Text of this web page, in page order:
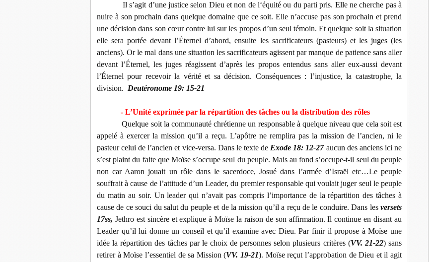
Il s’agit d’une justice selon Dieu et non de l‘équité ou du parti pris. Elle ne cherche pas à
nuire à son prochain dans quelque domaine que ce soit. Elle n’accuse pas son prochain et prend
une décision dans son cœur contre lui sur les propos d’un seul témoin. Et quelque soit la situation
elle sera portée devant l’Éternel d’abord, ensuite les sacrificateurs (pasteurs) et les juges (les
anciens). Or le mal dans une situation les sacrificateurs agissent par manque de patience sans aller
devant l’Éternel, les juges réagissent d’après les propos entendus sans aller eux-aussi devant
l’Éternel pour recevoir la vérité et sa décision. Conséquences : l’injustice, la catastrophe, la
division. Deutéronome 19: 15-21
- L’Unité exprimée par la répartition des tâches ou la distribution des rôles
Quelque soit la communauté chrétienne un responsable à quelque niveau que cela soit est
appelé à exercer la mission qu’il a reçu. L’apôtre ne remplira pas la mission de l’ancien, ni le
pasteur celui de l’ancien et vice-versa. Dans le texte de Exode 18: 12-27aucun des anciens ici ne
s’est plaint du faite que Moïse s’occupe seul du peuple. Mais au fond s’occupe-t-il seul du peuple
non car Aaron jouait un rôle dans le sacerdoce, Josué dans l’armée d’Israël etc…Le peuple
souffrait à cause de l’attitude d’un Leader, du premier responsable qui voulait juger seul le peuple
du matin au soir. Un leader qui n’avait pas compris l’importance de la répartition des tâches à
cause de ce souci du salut du peuple et de la mission qu’il a reçu de le conduire. Dans les versets
17ss, Jethro est sincère et explique à Moïse la raison de son affirmation. Il continue en disant au
Leader qu’il lui donne un conseil et qu’il examine avec Dieu. Par finir il propose à Moïse une
idée la répartition des tâches par le choix de personnes selon plusieurs critères (VV. 21-22) sans
retirer à Moïse l’essentiel de sa Mission (VV. 19-21). Moïse reçut l’approbation de Dieu et il agit